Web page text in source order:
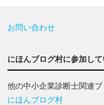
お問い合わせ
にほんブログ村に参加し
他の中小企業診断士関連ブ
にほんブログ村